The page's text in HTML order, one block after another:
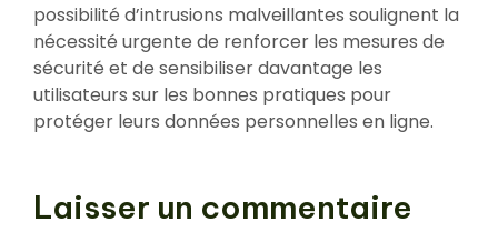
possibilité d’intrusions malveillantes soulignent la
nécessité urgente de renforcer les mesures de
sécurité et de sensibiliser davantage les
utilisateurs sur les bonnes pratiques pour
protéger leurs données personnelles en ligne.
Laisser un commentaire